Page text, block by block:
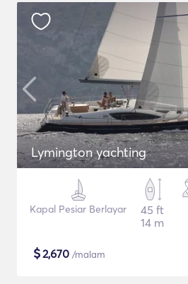
Lymington yachting
Kapal Pesiar Berlayar
45 ft
14 m
$2,670 /malam